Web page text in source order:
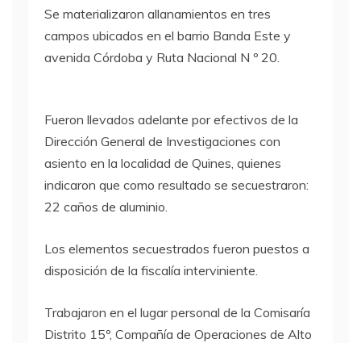
Se materializaron allanamientos en tres
campos ubicados en el barrio Banda Este y
avenida Córdoba y Ruta Nacional N º 20.
Fueron llevados adelante por efectivos de la
Dirección General de Investigaciones con
asiento en la localidad de Quines, quienes
indicaron que como resultado se secuestraron:
22 caños de aluminio.
Los elementos secuestrados fueron puestos a
disposición de la fiscalía interviniente.
Trabajaron en el lugar personal de la Comisaría
Distrito 15º, Compañía de Operaciones de Alto